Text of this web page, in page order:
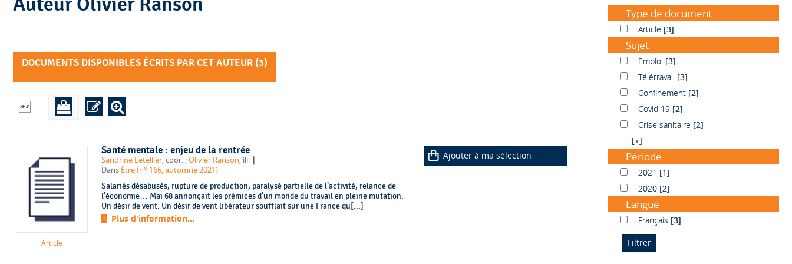
DOCUMENTS DISPONIBLES ÉCRITS PAR CET AUTEUR (3)
Article
Santé mentale : enjeu de la rentrée
Sandrine Letellier , coor. ;Olivier Ranson, ill. |
Dans Être (n° 166, automne 2021)
Salariés désabusés, rupture de production, paralysé partielle de l’activité, relance de
l’économie… Mai 68 annonçait les prémices d’un monde du travail en pleine mutation.
Un désir de vent. Un désir de vent libérateur soufflait sur une France qu[...]
Plus d'information...
Ajouter à ma sélection
Type de document
ArticleArticle [3]
Sujet
EmploiEmploi [3]
TélétravailTélétravail [3]
Confinement
Confinement [2]
Covid 19Covid 19 [2]
Crise sanitaire
Crise sanitaire [2]
[+]
Période
20212021 [1]
20202020 [2]
Langue
FrançaisFrançais [3]